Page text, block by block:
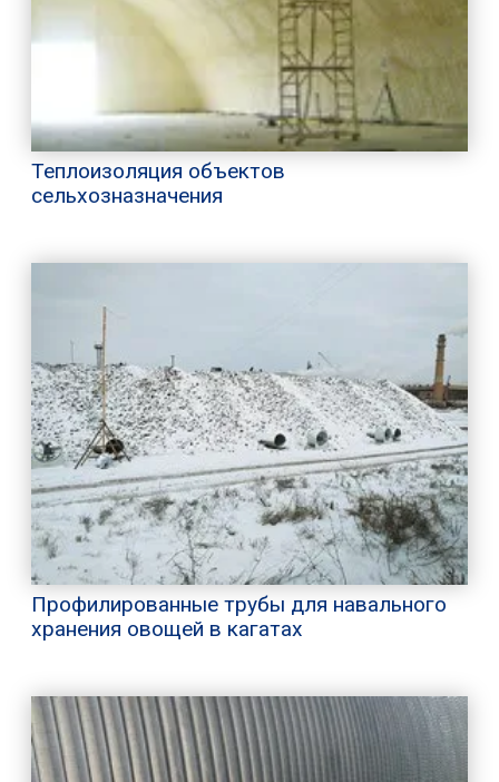
Теплоизоляция объектов
сельхозназначения
Профилированные трубы для навального
хранения овощей в кагатах